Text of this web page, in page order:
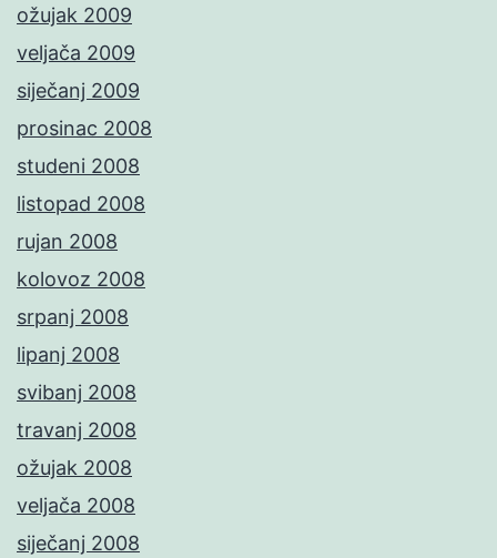
ožujak 2009
veljača 2009
siječanj 2009
prosinac 2008
studeni 2008
listopad 2008
rujan 2008
kolovoz 2008
srpanj 2008
lipanj 2008
svibanj 2008
travanj 2008
ožujak 2008
veljača 2008
siječanj 2008